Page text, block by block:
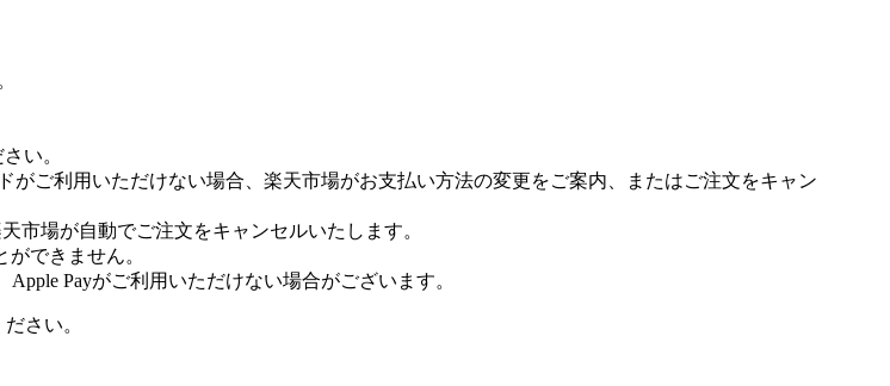
い。
がご利用いただけない場合、楽天市場がお支払い方法の変更をご案内、またはご注文をキャン
市場が自動でご注文をキャンセルいたします。
できません。
Payがご利用いただけない場合がございます。
ださい。